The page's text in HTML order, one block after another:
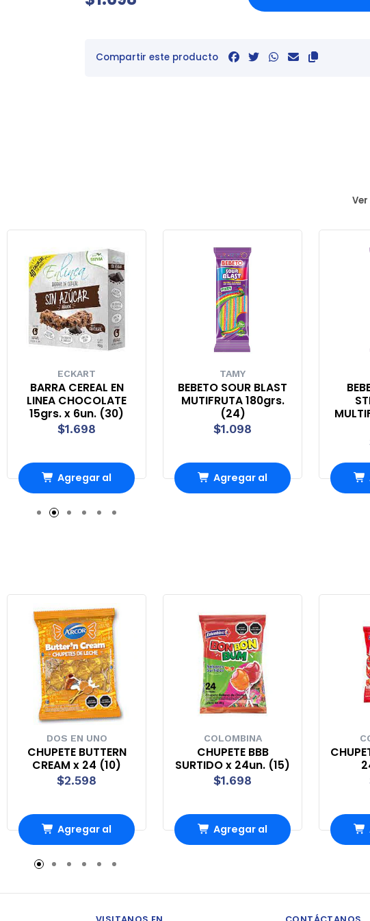
Compartir este producto
ECKART
BARRA CEREAL EN
LINEA CHOCOLATE
15grs. x 6un. (30)
$1.698
Agregar al
Carro
TAMY
BEBETO SOUR BLAST
MUTIFRUTA 180grs.
(24)
$1.098
Agregar al
DOS EN UNO
CHUPETE BUTTERN
CREAM x 24 (10)
$2.598
Agregar al
Carro
COLOMBINA
CHUPETE BBB
SURTIDO x 24un. (15)
$1.698
Agregar al